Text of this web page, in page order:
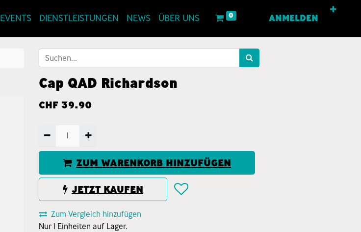
EVENTS DIENSTLEISTUNGEN NEWS ÜBER UNS 0 ANMELDEN
Cap QAD Richardson
CHF 39.90
ZUM WARENKORB HINZUFÜGEN
JETZT KAUFEN
Zum Vergleich hinzufügen
Nur 1 Einheiten auf Lager.